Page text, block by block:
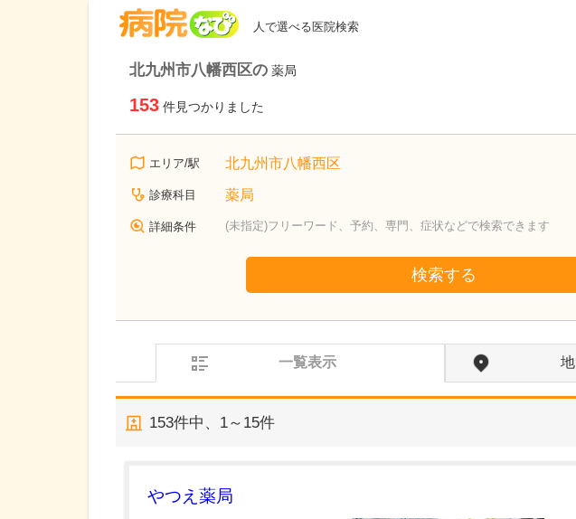
人で選べる医院検索
北九州市八幡西区の 薬局
153 件見つかりました
エリア/駅 北九州市八幡西区
診療科目 薬局
詳細条件 (未指定)フリーワード、予約、専門、症状などで検索できます
検索する
一覧表示
153件中、 1～15件
やつえ薬局
福岡県春日市
陣の内脳神
陣内